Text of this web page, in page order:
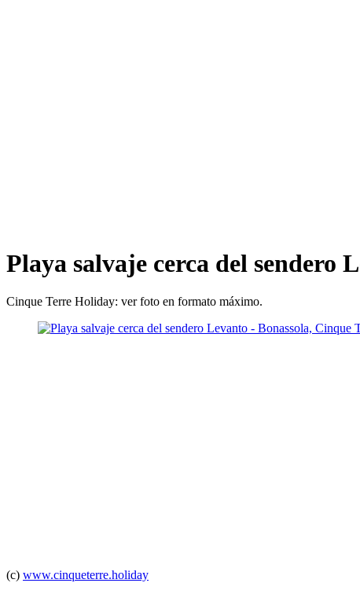
Playa salvaje cerca del sendero
Cinque Terre Holiday: ver foto en formato máximo.
(c) www.cinqueterre.holiday